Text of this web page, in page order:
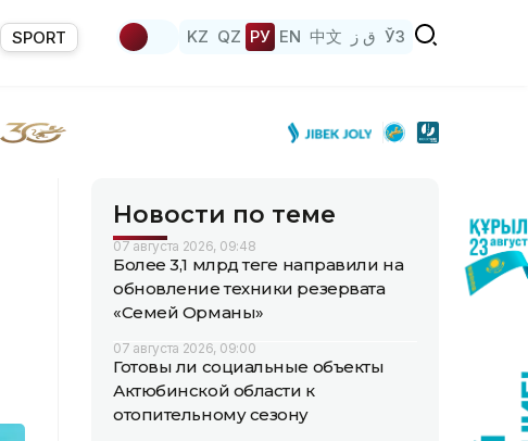
SPORT KZ QZ РУ EN 中文 ق ز ЎЗ
Новости по теме
07 августа 2026, 09:48
Более 3,1 млрд теңге направили на
обновление техники резервата
«Семей Орманы»
07 августа 2026, 09:00
Готовы ли социальные объекты
Актюбинской области к
отопительному сезону